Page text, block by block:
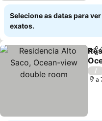
Selecione as datas para
exatos.
/
a